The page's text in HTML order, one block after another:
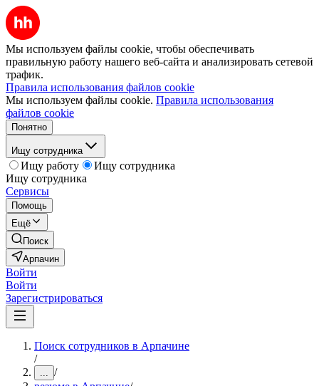
Мы используем файлы cookie, чтобы обеспечивать
правильную работу нашего веб-сайта и анализировать сетевой
трафик.
Правила использования файлов cookie
Мы используем файлы cookie. Правила использования
файлов cookie
Понятно
Ищу сотрудника
Ищу работу
Ищу сотрудника
Ищу сотрудника
Сервисы
Помощь
Ещё
Поиск
Арпачин
Войти
Войти
Зарегистрироваться
Поиск сотрудников в Арпачине
/
... /